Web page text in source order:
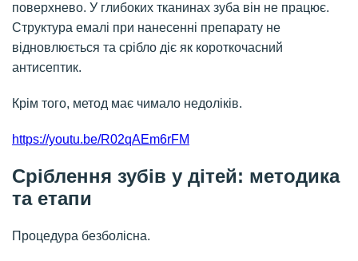
поверхнево. У глибоких тканинах зуба він не працює.
Структура емалі при нанесенні препарату не
відновлюється та срібло діє як короткочасний
антисептик.
Крім того, метод має чимало недоліків.
https://youtu.be/R02qAEm6rFM
Сріблення зубів у дітей: методика
та етапи
Процедура безболісна.